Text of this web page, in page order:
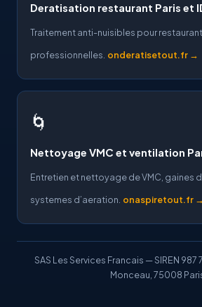
Deratisation restaurant Paris et
Traitement anti-nuisibles pour
professionnelles. onderatisetout.fr →
🌀
Nettoyage VMC et ventilation
Entretien et nettoyage de VMC, gaines
systemes d’aeration. onaspiretout.fr →
SAS Les Services Francais — SIREN 987
Monceau, 75008